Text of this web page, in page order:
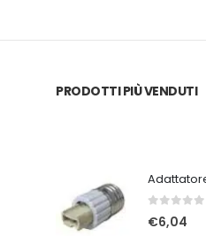
PRODOTTI PIÙ VENDUTI
Su 5
€6,04